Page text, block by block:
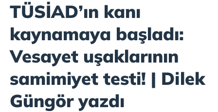
TÜSİAD’ın kanı
kaynamaya başladı:
Vesayet uşaklarının
samimiyet testi! | Dilek
Güngör yazdı